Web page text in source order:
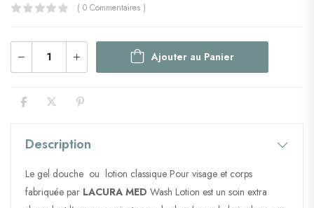
( 0 Commentaires )
Ajouter au Panier
Description
Le gel douche ou lotion classique Pour visage et corps
fabriquée par LACURA MED Wash Lotion est un soin extra